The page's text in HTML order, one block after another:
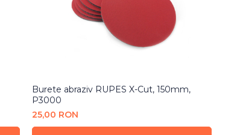
Burete abraziv RUPES X-Cut, 150mm,
P3000
25,00 RON